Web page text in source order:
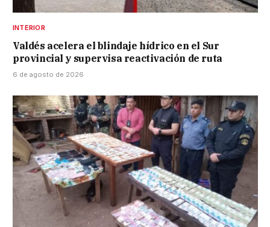
INTERIOR
Valdés acelera el blindaje hídrico en el Sur
provincial y supervisa reactivación de ruta
6 de agosto de 2026